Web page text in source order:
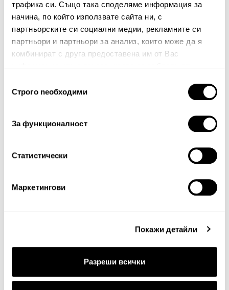
трафика си. Също така споделяме информация за
начина, по който използвате сайта ни, с
партньорските си социални медии, рекламните си
партньори и партньори за анализ, които може да я
комбинират с друга предоставена им от Вас
наСтрого nеобходими
За функционалност
Статистически
Маркетингови
Покажи детайли
Разреши всички
Вашият коментар:
Забележка: HTML не се поддържа!
Продължи